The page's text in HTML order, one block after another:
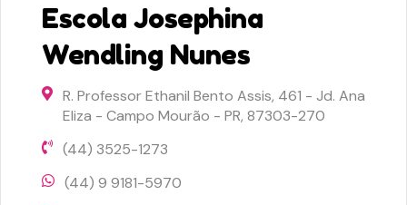
Escola Josephina
Wendling Nunes
R. Professor Ethanil Bento Assis, 461 - Jd. Ana
Eliza - Campo Mourão - PR, 87303-270
(44) 3525-1273
(44) 9 9181-5970